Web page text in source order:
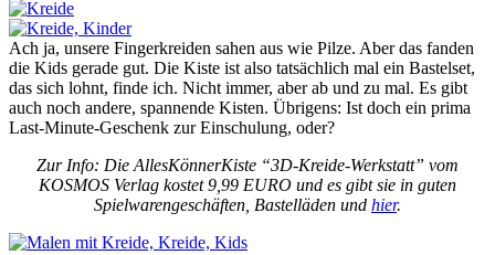
Ach ja, unsere Fingerkreiden sahen aus wie Pilze. Aber das fanden
die Kids gerade gut. Die Kiste ist also tatsächlich mal ein Bastelset,
das sich lohnt, finde ich. Nicht immer, aber ab und zu mal. Es gibt
auch noch andere, spannende Kisten. Übrigens: Ist doch ein prima
Last-Minute-Geschenk zur Einschulung, oder?
Zur Info: Die AllesKönnerKiste “3D-Kreide-Werkstatt” vom
KOSMOS Verlag kostet 9,99 EURO und es gibt sie in guten
Spielwarengeschäften, Bastelläden und hier.